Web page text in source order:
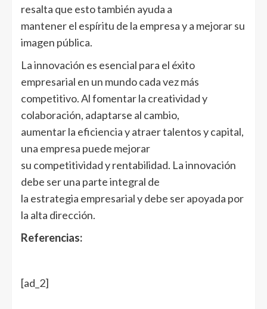
resalta que esto también ayuda a
mantener el espíritu de la empresa y a mejorar su
imagen pública.
La innovación es esencial para el éxito
empresarial en un mundo cada vez más
competitivo. Al fomentar la creatividad y
colaboración, adaptarse al cambio,
aumentar la eficiencia y atraer talentos y capital,
una empresa puede mejorar
su competitividad y rentabilidad. La innovación
debe ser una parte integral de
la estrategia empresarial y debe ser apoyada por
la alta dirección.
Referencias:
[ad_2]